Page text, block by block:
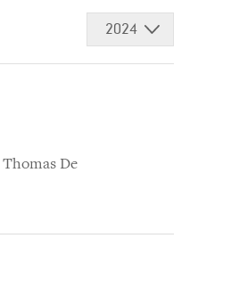
2024
Thomas De